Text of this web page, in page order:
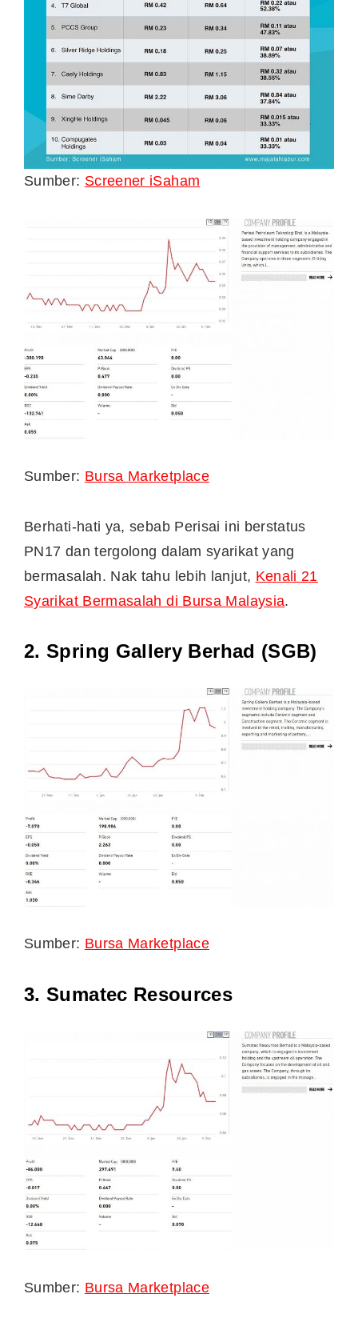
Sumber: Screener iSaham
Sumber: Bursa Marketplace
Berhati-hati ya, sebab Perisai ini berstatus
PN17 dan tergolong dalam syarikat yang
bermasalah. Nak tahu lebih lanjut, Kenali 21
Syarikat Bermasalah di Bursa Malaysia.
2. Spring Gallery Berhad (SGB)
Sumber: Bursa Marketplace
3. Sumatec Resources
Sumber: Bursa Marketplace